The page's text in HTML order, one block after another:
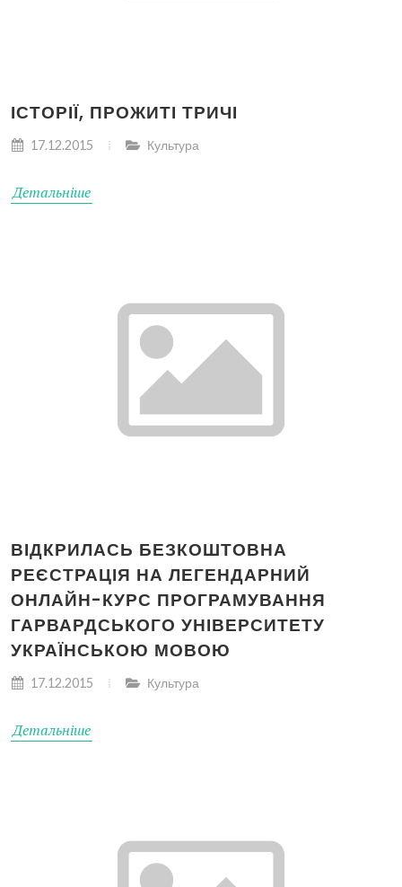
ІСТОРІЇ, ПРОЖИТІ ТРИЧІ
17.12.2015 Культура
Детальніше
ВІДКРИЛАСЬ БЕЗКОШТОВНА
РЕЄСТРАЦІЯ НА ЛЕГЕНДАРНИЙ
ОНЛАЙН-КУРС ПРОГРАМУВАННЯ
ГАРВАРДСЬКОГО УНІВЕРСИТЕТУ
УКРАЇНСЬКОЮ МОВОЮ
17.12.2015 Культура
Детальніше